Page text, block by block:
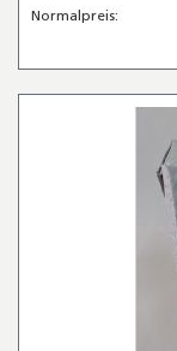
Normalpreis: